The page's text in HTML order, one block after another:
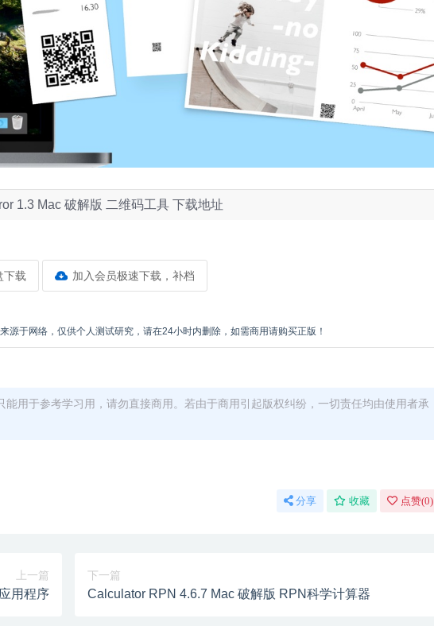
1.3 Mac 破解版 二维码工具 下载地址
下载 加入会员极速下载，补档
源于网络，仅供个人测试研究，请在24小时内删除，如需商用请购买正版！
用于参考学习用，请勿直接商用。若由于商用引起版权纠纷，一切责任均由使用者承
分享 收藏 点赞(0)
上一篇
用程序
下一篇
Calculator RPN 4.6.7 Mac 破解版 RPN科学计算器